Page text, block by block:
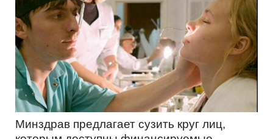
Минздрав предлагает сузить круг лиц,